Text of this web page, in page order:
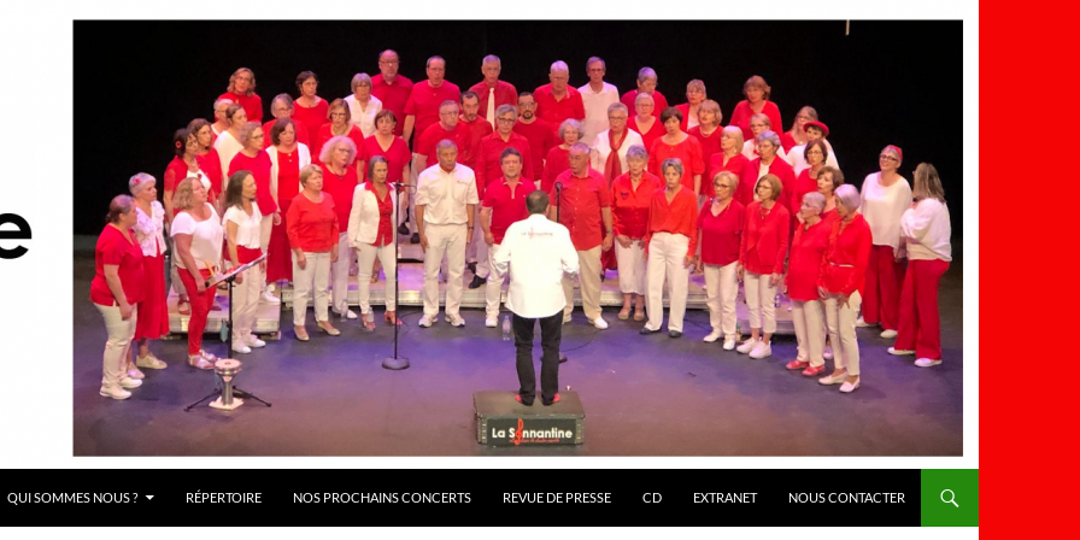
QUI SOMMES NOUS ? RÉPERTOIRE NOS PROCHAINS CONCERTS REVUE DE PRESSE CD EXTRANET NOUS CONTACTER